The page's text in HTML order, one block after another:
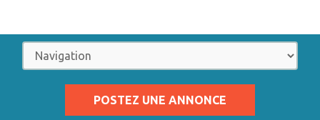
POSTEZ UNE ANNONCE